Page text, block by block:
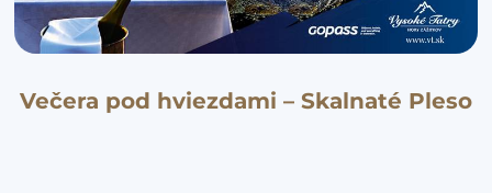
Večera pod hviezdami – Skalnaté Pleso